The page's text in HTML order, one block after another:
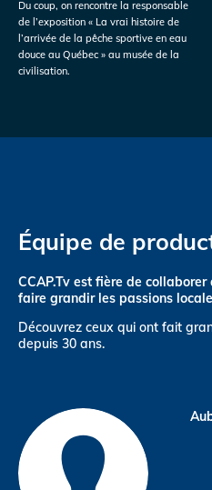
Du coup, on rencontre la responsable
de l’exposition « La vrai histoire de
l’arrivée de la pêche sportive en eau
douce au Québec » au musée de la
civilisation.
Équipe de
CCAP.Tv est fière de
faire grandir les passions
Découvrez ceux qui ont fait
depuis 30 ans.